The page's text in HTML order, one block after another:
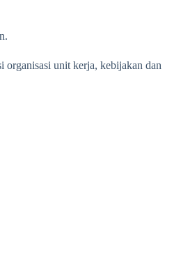
organisasi unit kerja, kebijakan dan